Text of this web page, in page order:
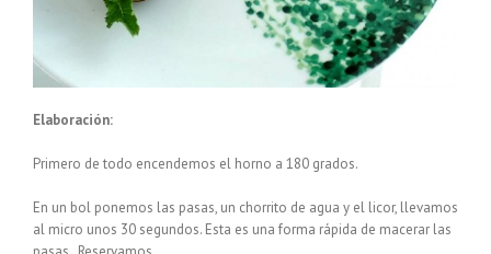
Elaboración:
Primero de todo encendemos el horno a 180 grados.
En un bol ponemos las pasas, un chorrito de agua y el licor, llevamos
al micro unos 30 segundos. Esta es una forma rápida de macerar las